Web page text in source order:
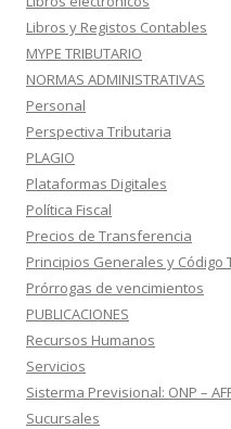
Libros y Registos Contables
MYPE TRIBUTARIO
NORMAS ADMINISTRATIVAS
Personal
Perspectiva Tributaria
PLAGIO
Plataformas Digitales
Política Fiscal
Precios de Transferencia
Principios Generales y Código
Prórrogas de vencimientos
PUBLICACIONES
Recursos Humanos
Servicios
Sisterma Previsional: ONP –
Sucursales